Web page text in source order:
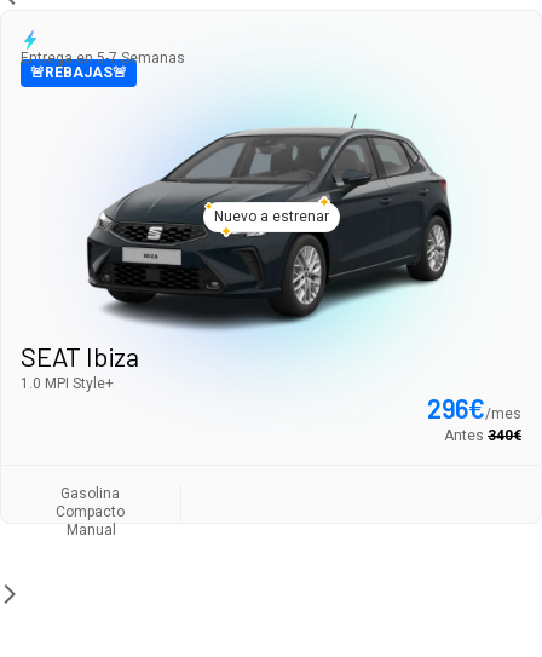
Entrega en 5-7 Semanas
🚨REBAJAS🚨
Nuevo a estrenar
SEAT Ibiza
1.0 MPI Style+
296€/mes
Antes 340€
Gasolina
Compacto
Manual